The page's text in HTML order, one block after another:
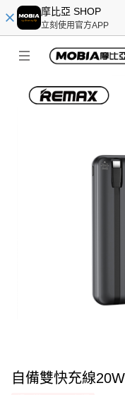
摩比亞 SHOP
立刻使用官方APP
自備雙快充線